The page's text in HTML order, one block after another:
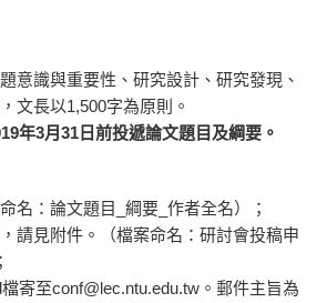
意識與重要性、研究設計、研究發現、
文長以1,500字為原則。
年3月31日前投遞論文題目及綱要。
名：論文題目_綱要_作者全名）；
請見附件。（檔案命名：研討會投稿申
寄至conf@lec.ntu.edu.tw。郵件主旨為